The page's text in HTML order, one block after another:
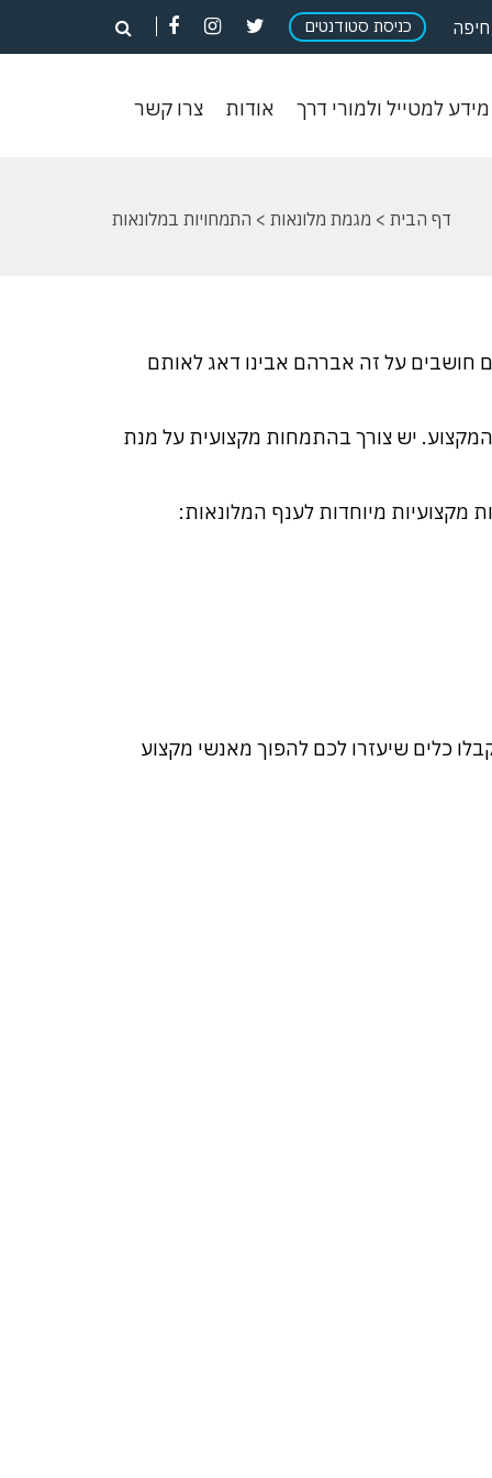
פתח
חיפוש
כניסת סטודנטים פתחפתח
חיפוש
פתח
חיפוש
חיפה
מידע למטייל ולמורי דרךמידעאודות אודות
צרו קשרצרו
דף הבית > מגמת מלונאות > התמחויות במלונאות
חושבים על זה אברהם אבינו דאג לאותם
המקצוע. יש צורך בהתמחות מקצועית על מנת
מיוחדות לענף המלונאות:
כלים שיעזרו לכם להפוך מאנשי מקצוע